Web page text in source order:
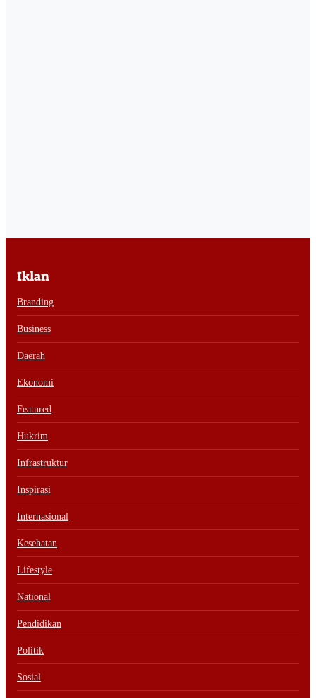
Iklan
Branding
Business
Daerah
Ekonomi
Featured
Hukrim
Infrastruktur
Inspirasi
Internasional
Kesehatan
Lifestyle
National
Pendidikan
Politik
Sosial